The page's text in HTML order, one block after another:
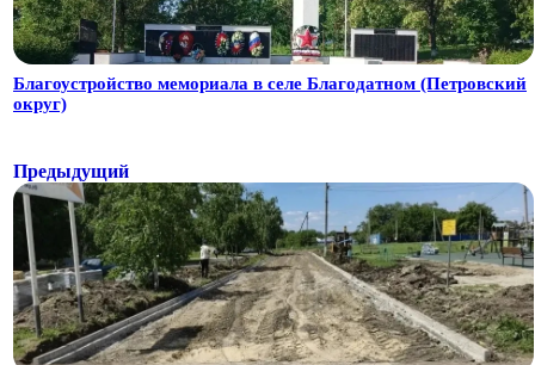
Благоустройство мемориала в селе Благодатном (Петровский
округ)
Предыдущий